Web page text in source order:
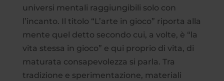
universi mentali raggiungibili solo con
l’incanto. Il titolo “L’arte in gioco” riporta alla
mente quel detto secondo cui, a volte, è “la
vita stessa in gioco” e qui proprio di vita, di
maturata consapevolezza si parla. Tra
tradizione e sperimentazione, materiali